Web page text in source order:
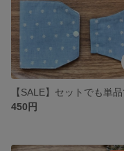
450円